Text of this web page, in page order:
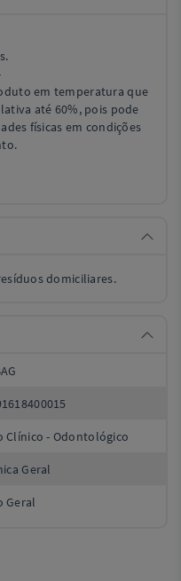
em temperatura que
até 60%, pois pode
físicas em condições
domiciliares.
Clínico - Odontológico
Geral
Geral